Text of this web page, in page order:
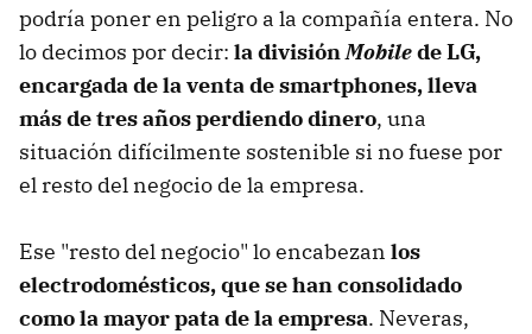
podría poner en peligro a la compañía entera. No
lo decimos por decir: la divisiónMobilede LG,
encargada de la venta de smartphones, lleva
más de tres años perdiendo dinero, una
situación difícilmente sostenible si no fuese por
el resto del negocio de la empresa.
Ese "resto del negocio" lo encabezan los
electrodomésticos, que se han consolidado
como la mayor pata de la empresa. Neveras,